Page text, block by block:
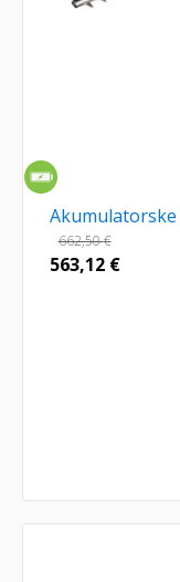
Akumulatorske
662,50€
563,12 €